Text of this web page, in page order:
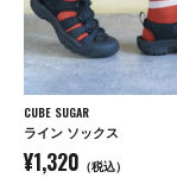
CUBE SUGAR
ライン ソックス
¥1,320 （税込）